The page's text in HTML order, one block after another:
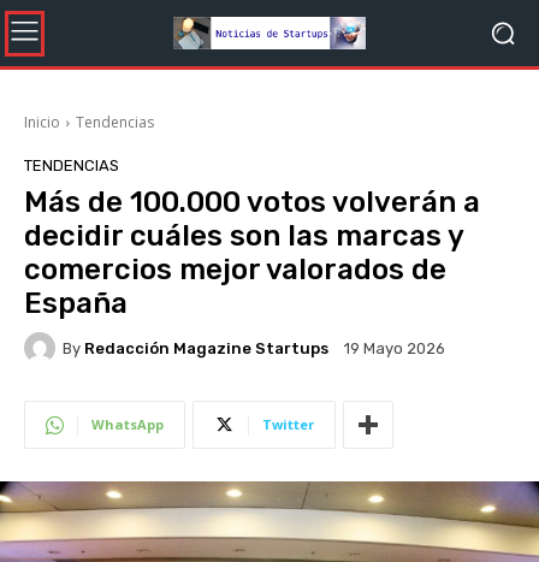
Inicio Tendencias
TENDENCIAS
Más de 100.000 votos volverán a
decidir cuáles son las marcas y
comercios mejor valorados de
España
By Redacción Magazine Startups 19 Mayo 2026
WhatsApp Twitter